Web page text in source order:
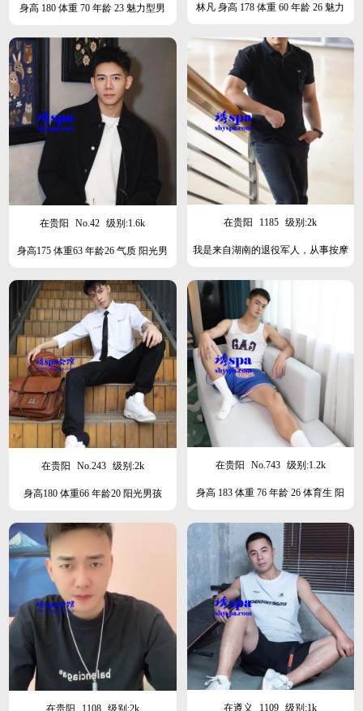
身高 180 体重 70 年龄 23 魅力型男
林凡 身高 178 体重 60 年龄 26 魅力
在贵阳 No.42 级别:1.6k
身高175 体重63 年龄26 气质 阳光男
在贵阳 1185 级别:2k
我是来自湖南的退役军人，从事按摩
身，本人阳光帅气爷们，肌肉猛男
在贵阳 No.243 级别:2k
身高180 体重66 年龄20 阳光男孩
在贵阳 No.743 级别:1.2k
身高 183 体重 76 年龄 26 体育生 阳
在贵阳 1108 级别:2k 在遵义 1109 级别:1k